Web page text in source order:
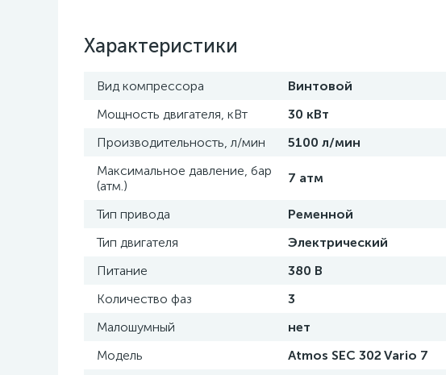
Характеристики
Вид компрессора
Винтовой
Мощность двигателя, кВт
30 кВт
Производительность, л/мин
5100 л/мин
Максимальное давление, бар
(атм.)
7 атм
Тип привода
Ременной
Тип двигателя
Электрический
Питание
380 В
Количество фаз
3
Малошумный
нет
Модель
Atmos SEC 302 Vario 7